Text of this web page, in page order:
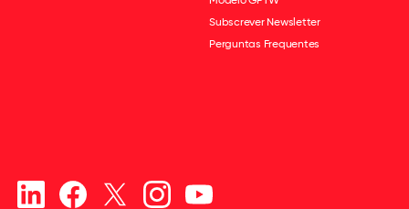
Subscrever Newsletter
Perguntas Frequentes